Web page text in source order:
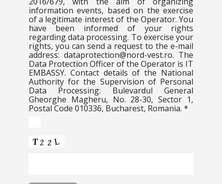
information events, based on the exercise
of a legitimate interest of the Operator. You
have been informed of your rights
regarding data processing. To exercise your
rights, you can send a request to the e-mail
address: dataprotection@nord-vest.ro. The
Data Protection Officer of the Operator is IT
EMBASSY. Contact details of the National
Authority for the Supervision of Personal
Data Processing: Bulevardul General
Gheorghe Magheru, No. 28-30, Sector 1,
Postal Code 010336, Bucharest, Romania. *